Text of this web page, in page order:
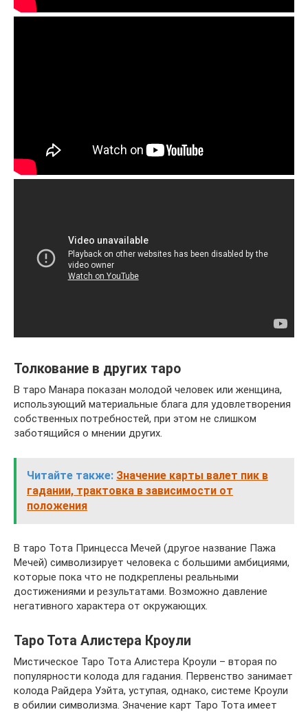
Толкование в других таро
В таро Манара показан молодой человек или женщина,
использующий материальные блага для удовлетворения
собственных потребностей, при этом не слишком
заботящийся о мнении других.
Читайте также: Значение карты валет пик в
гадании, трактовка в зависимости от
положения
В таро Тота Принцесса Мечей (другое название Пажа
Мечей) символизирует человека с большими амбициями,
которые пока что не подкреплены реальными
достижениями и результатами. Возможно давление
негативного характера от окружающих.
Таро Тота Алистера Кроули
Мистическое Таро Тота Алистера Кроули – вторая по
популярности колода для гадания. Первенство занимает
колода Райдера Уэйта, уступая, однако, системе Кроули
в обилии символизма. Значение карт Таро Тота имеет